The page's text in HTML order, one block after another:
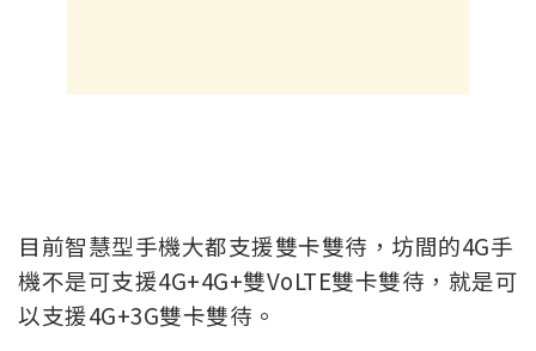
目前智慧型手機大都支援雙卡雙待，坊間的4G手
機不是可支援4G+4G+雙VoLTE雙卡雙待，就是可
以支援4G+3G雙卡雙待。